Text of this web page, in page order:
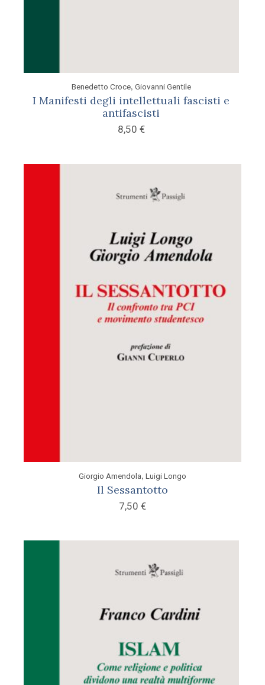
Benedetto Croce, Giovanni Gentile
I Manifesti degli intellettuali fascisti e
antifascisti
8,50 €
Giorgio Amendola, Luigi Longo
Il Sessantotto
7,50 €